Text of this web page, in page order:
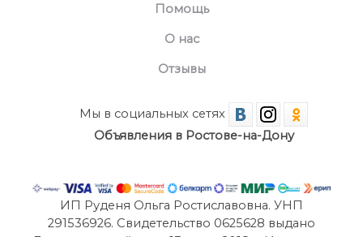
Помощь
О нас
Отзывы
Мы в социальных сетях
Объявления в Ростове-на-Дону
ИП Руденя Ольга Ростиславовна. УНП
291536926. Свидетельство 0625628 выдано